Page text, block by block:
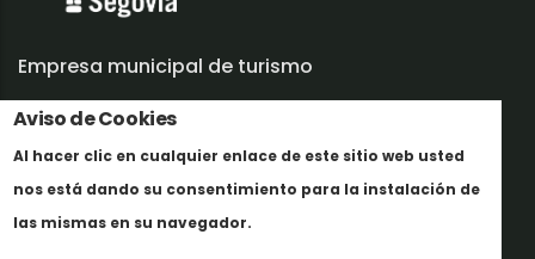
Aviso de Cookies
Al hacer clic en cualquier enlace de este sitio web usted
nos está dando su consentimiento para la instalación de
las mismas en su navegador.
Empresa municipal de turismo
Trabaja con nosotros
Informes y documentación
Perfil del contratante